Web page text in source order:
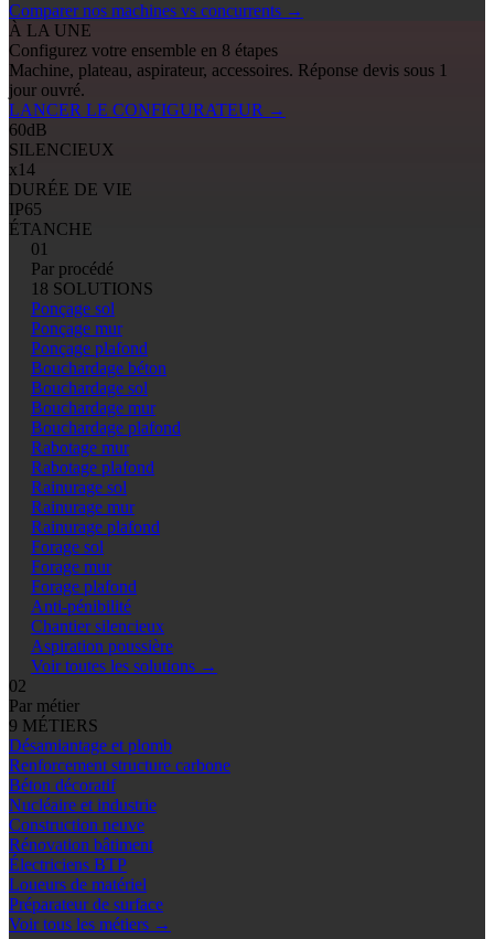
Comparer nos machines vs concurrents →
À LA UNE
Configurez votre ensemble en 8 étapes
Machine, plateau, aspirateur, accessoires. Réponse devis sous 1
jour ouvré.
LANCER LE CONFIGURATEUR →
60dB
SILENCIEUX
x14
DURÉE DE VIE
IP65
ÉTANCHE
01
Par procédé
18 SOLUTIONS
Ponçage sol
Ponçage mur
Ponçage plafond
Bouchardage béton
Bouchardage sol
Bouchardage mur
Bouchardage plafond
Rabotage mur
Rabotage plafond
Rainurage sol
Rainurage mur
Rainurage plafond
Forage sol
Forage mur
Forage plafond
Anti-pénibilité
Chantier silencieux
Aspiration poussière
Voir toutes les solutions →
02
Par métier
9 MÉTIERS
Désamiantage et plomb
Renforcement structure carbone
Béton décoratif
Nucléaire et industrie
Construction neuve
Rénovation bâtiment
Électriciens BTP
Loueurs de matériel
Préparateur de surface
Voir tous les métiers →